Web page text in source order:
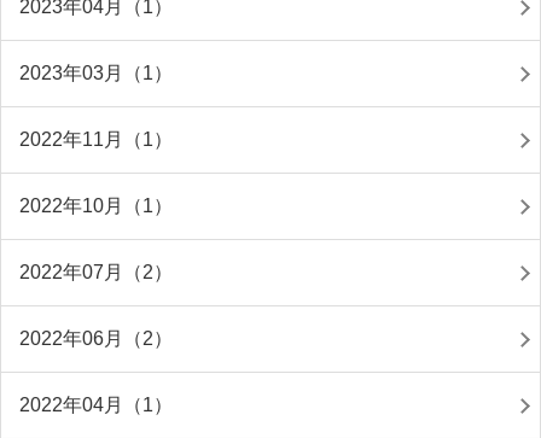
2023年04月（1）
2023年03月（1）
2022年11月（1）
2022年10月（1）
2022年07月（2）
2022年06月（2）
2022年04月（1）